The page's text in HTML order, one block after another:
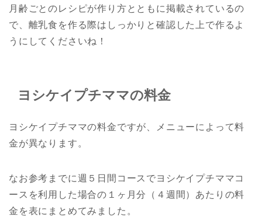
月齢ごとのレシピが作り方とともに掲載されているの
で、離乳食を作る際はしっかりと確認した上で作るよ
うにしてくださいね！
ヨシケイプチママの料金
ヨシケイプチママの料金ですが、メニューによって料
金が異なります。
なお参考までに週５日間コースでヨシケイプチママコ
ースを利用した場合の１ヶ月分（４週間）あたりの料
金を表にまとめてみました。